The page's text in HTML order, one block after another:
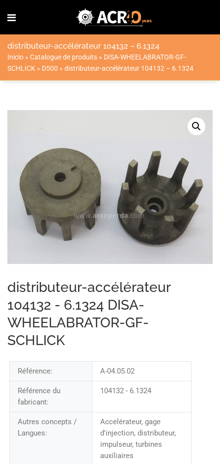
distributeur-accélérateur 104132 – 6.1324
Inicio » Catalogue de produits » DISA-WHEELABRATOR-GF-
SCHLICK » D500 » distributeur-accélérateur 104132 – 6.1324
distributeur-accélérateur
104132 - 6.1324 DISA-
WHEELABRATOR-GF-
SCHLICK
Référence: A-04.05.02
Référence du
fabricant:
104132 - 6.1324
Autres concepts /
Langues:
Accelérateur, gage
d'injection, distributeur,
impulseur, turbines
auxiliaires